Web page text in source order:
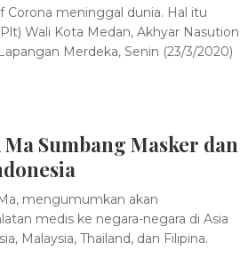
Corona meninggal dunia. Hal itu
Wali Kota Medan, Akhyar Nasution
Merdeka, Senin (23/3/2020)
Sumbang Masker dan
mengumumkan akan
medis ke negara-negara di Asia
Malaysia, Thailand, dan Filipina.